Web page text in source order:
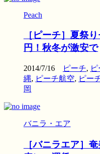
Peach
［ピーチ］夏祭
円！秋冬が激安で
2014/7/16 ピーチ,
縄, ピーチ航空, ピー
岡
バニラ・エア
［バニラエア］